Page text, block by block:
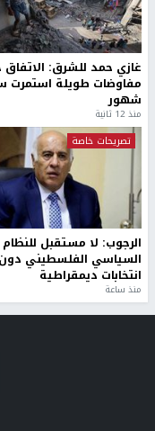
غازي حمد للشرق:
مفاوضات طويلة استمرت
شهور
منذ 12 ثانية
تصريحات خاصة
الرجوب: لا مستقبل للنظام
السياسي الفلسطيني دون
انتخابات ديمقراطية
منذ ساعة